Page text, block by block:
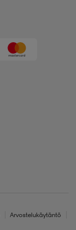
Arvostelukäytäntö